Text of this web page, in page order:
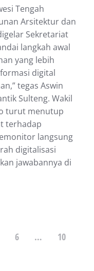
Tengah
Arsitektur dan
Sekretariat
langkah awal
yang lebih
digital
tegas Aswin
Sulteng. Wakil
turut menutup
terhadap
langsung
digitalisasi
jawabannya di
6 …
10